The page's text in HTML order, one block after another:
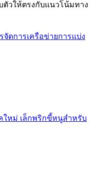
ตัวให้ตรงกับแนวโน้มทาง
จัดการเครือข่ายการแบ่ง
คใหม่ เล็กพริกขี้หนูสำหรับ